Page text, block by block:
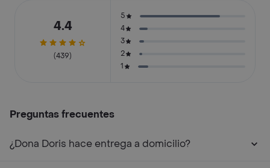
4.4
(439)
5
4
3
2
1
Preguntas frecuentes
¿Dona Doris hace entrega a domicilio?